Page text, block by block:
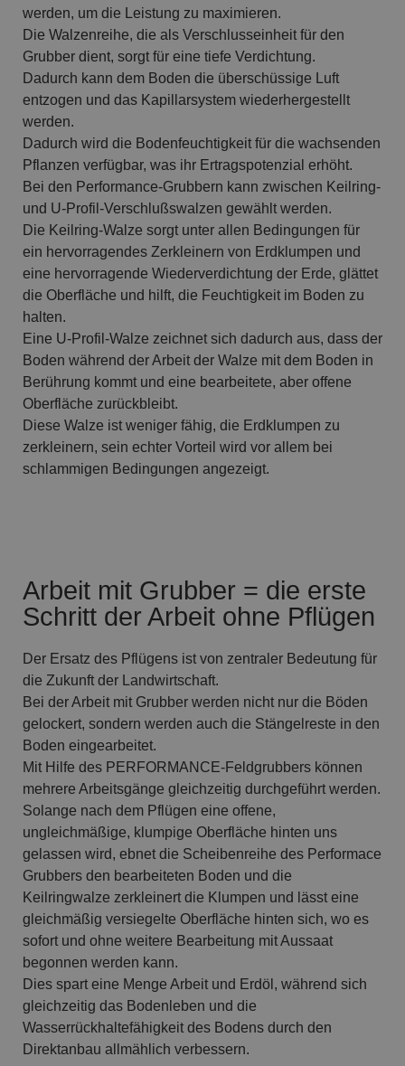
werden, um die Leistung zu maximieren.
Die Walzenreihe, die als Verschlusseinheit für den
Grubber dient, sorgt für eine tiefe Verdichtung.
Dadurch kann dem Boden die überschüssige Luft
entzogen und das Kapillarsystem wiederhergestellt
werden.
Dadurch wird die Bodenfeuchtigkeit für die wachsenden
Pflanzen verfügbar, was ihr Ertragspotenzial erhöht.
Bei den Performance-Grubbern kann zwischen Keilring-
und U-Profil-Verschlußswalzen gewählt werden.
Die Keilring-Walze sorgt unter allen Bedingungen für
ein hervorragendes Zerkleinern von Erdklumpen und
eine hervorragende Wiederverdichtung der Erde, glättet
die Oberfläche und hilft, die Feuchtigkeit im Boden zu
halten.
Eine U-Profil-Walze zeichnet sich dadurch aus, dass der
Boden während der Arbeit der Walze mit dem Boden in
Berührung kommt und eine bearbeitete, aber offene
Oberfläche zurückbleibt.
Diese Walze ist weniger fähig, die Erdklumpen zu
zerkleinern, sein echter Vorteil wird vor allem bei
schlammigen Bedingungen angezeigt.
Arbeit mit Grubber = die erste
Schritt der Arbeit ohne Pflügen
Der Ersatz des Pflügens ist von zentraler Bedeutung für
die Zukunft der Landwirtschaft.
Bei der Arbeit mit Grubber werden nicht nur die Böden
gelockert, sondern werden auch die Stängelreste in den
Boden eingearbeitet.
Mit Hilfe des PERFORMANCE-Feldgrubbers können
mehrere Arbeitsgänge gleichzeitig durchgeführt werden.
Solange nach dem Pflügen eine offene,
ungleichmäßige, klumpige Oberfläche hinten uns
gelassen wird, ebnet die Scheibenreihe des Performace
Grubbers den bearbeiteten Boden und die
Keilringwalze zerkleinert die Klumpen und lässt eine
gleichmäßig versiegelte Oberfläche hinten sich, wo es
sofort und ohne weitere Bearbeitung mit Aussaat
begonnen werden kann.
Dies spart eine Menge Arbeit und Erdöl, während sich
gleichzeitig das Bodenleben und die
Wasserrückhaltefähigkeit des Bodens durch den
Direktanbau allmählich verbessern.